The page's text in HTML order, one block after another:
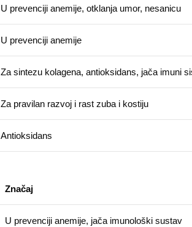
U prevenciji anemije, otklanja umor, nesanicu
U prevenciji anemije
Za sintezu kolagena, antioksidans, jača imuni
Za pravilan razvoj i rast zuba i kostiju
Antioksidans
Značaj
U prevenciji anemije, jača imunološki sustav